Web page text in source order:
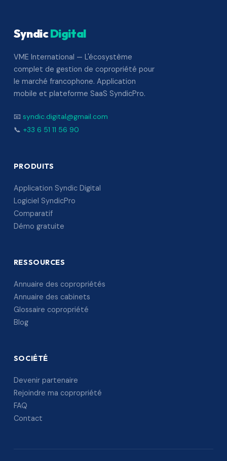
SyndicDigital
VME International — L'écosystème
complet de gestion de copropriété pour
le marché francophone. Application
mobile et plateforme SaaS SyndicPro.
📧 syndic.digital@gmail.com
📞 +33 6 51 11 56 90
PRODUITS
Application Syndic Digital
Logiciel SyndicPro
Comparatif
Démo gratuite
RESSOURCES
Annuaire des copropriétés
Annuaire des cabinets
Glossaire copropriété
Blog
SOCIÉTÉ
Devenir partenaire
Rejoindre ma copropriété
FAQ
Contact